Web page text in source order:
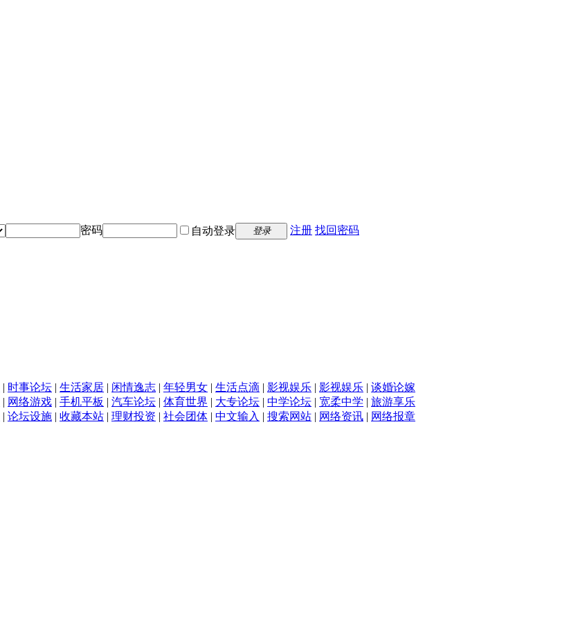
密码
自动登录 登录 注册 找回密码
| 时事论坛 | 生活家居 | 闲情逸志 | 年轻男女 | 生活点滴 | 影视娱乐 | 影视娱乐 | 谈婚论嫁
| 网络游戏 | 手机平板 | 汽车论坛 | 体育世界 | 大专论坛 | 中学论坛 | 宽柔中学 | 旅游享乐
| 论坛设施 | 收藏本站 | 理财投资 | 社会团体 | 中文输入 | 搜索网站 | 网络资讯 | 网络报章